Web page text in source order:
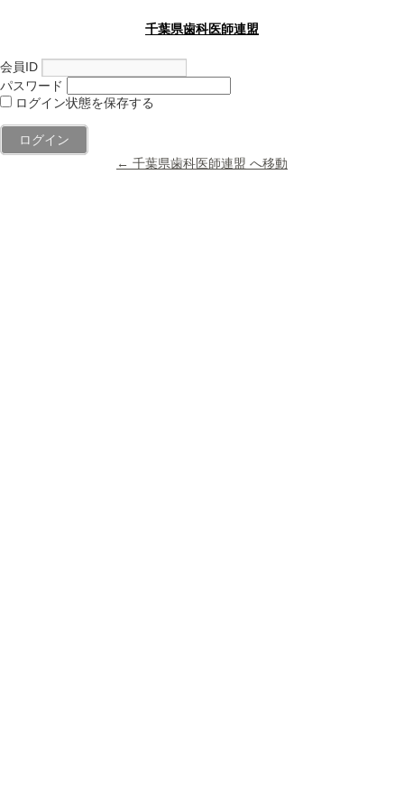
千葉県歯科医師連盟
会員ID
パスワード
ログイン状態を保存する
← 千葉県歯科医師連盟 へ移動